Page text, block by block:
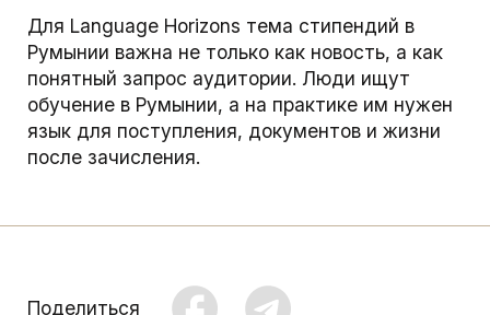
Для Language Horizons тема стипендий в
Румынии важна не только как новость, а как
понятный запрос аудитории. Люди ищут
обучение в Румынии, а на практике им нужен
язык для поступления, документов и жизни
после зачисления.
Поделиться